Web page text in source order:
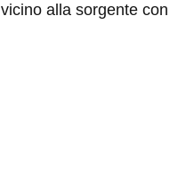
alla sorgente con